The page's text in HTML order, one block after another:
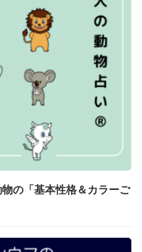
の「基本性格＆カラーご